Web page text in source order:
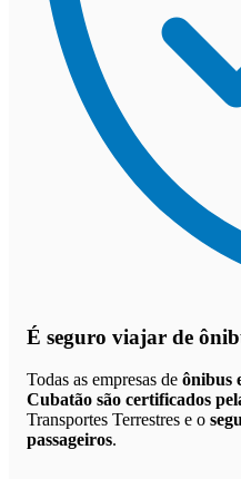
É seguro viajar de
Todas as empresas de ônibus
Cubatão são certificados
Transportes Terrestres e o
passageiros.